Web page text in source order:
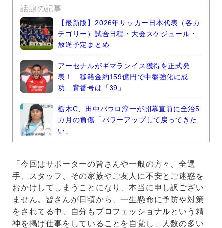
話題の記事
【最新版】2026年サッカー日本代表（各カ
テゴリー）試合日程・大会スケジュール・
放送予定まとめ
アーセナルがギマランイス獲得を正式発
表！ 移籍金約159億円で中盤強化に成
功…背番号は「39」
栃木C、田中パウロ淳一が開幕直前に全治5
カ月の負傷「パワーアップして戻ってきた
い」
「今回はサポーターの皆さんや一般の方々、全選
手、スタッフ、その家族やご友人に不安とご迷惑を
おかけしてしまうことになり、本当に申し訳ござい
ません。皆さんが日頃から、一生懸命に予防や対策
をされてる中、自分もプロフェッショナルという精
神を掲げ仕事をしていることを自覚し、人数の多い